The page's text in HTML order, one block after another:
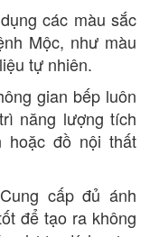
các màu sắc
Mộc, như màu
tự nhiên.
gian bếp luôn
năng lượng tích
hoặc đồ nội thất
cấp đủ ánh
để tạo ra không